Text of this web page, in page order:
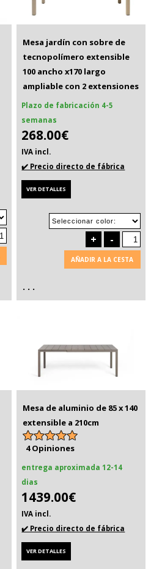
Mesa jardín con sobre de
tecnopolímero extensible
100 ancho x170 largo
ampliable con 2 extensiones
Plazo de fabricación 4-5
semanas
268.00€
IVA incl.
✔️ Precio directo de fábrica
VER DETALLES
+ -
AÑADIR A LA CESTA
. . .
Mesa de aluminio de 85 x 140
extensible a 210cm
4 Opiniones
entrega aproximada 12-14
dias
1439.00€
IVA incl.
✔️ Precio directo de fábrica
VER DETALLES